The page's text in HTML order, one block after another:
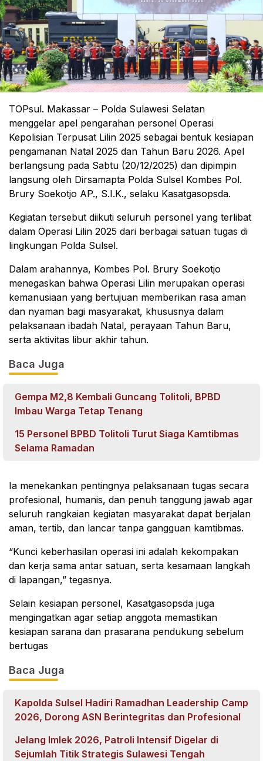
TOPsul. Makassar – Polda Sulawesi Selatan
menggelar apel pengarahan personel Operasi
Kepolisian Terpusat Lilin 2025 sebagai bentuk kesiapan
pengamanan Natal 2025 dan Tahun Baru 2026. Apel
berlangsung pada Sabtu (20/12/2025) dan dipimpin
langsung oleh Dirsamapta Polda Sulsel Kombes Pol.
Brury Soekotjo AP., S.I.K., selaku Kasatgasopsda.
Kegiatan tersebut diikuti seluruh personel yang terlibat
dalam Operasi Lilin 2025 dari berbagai satuan tugas di
lingkungan Polda Sulsel.
Dalam arahannya, Kombes Pol. Brury Soekotjo
menegaskan bahwa Operasi Lilin merupakan operasi
kemanusiaan yang bertujuan memberikan rasa aman
dan nyaman bagi masyarakat, khususnya dalam
pelaksanaan ibadah Natal, perayaan Tahun Baru,
serta aktivitas libur akhir tahun.
Baca Juga
Gempa M2,8 Kembali Guncang Tolitoli, BPBD
Imbau Warga Tetap Tenang
15 Personel BPBD Tolitoli Turut Siaga Kamtibmas
Selama Ramadan
Ia menekankan pentingnya pelaksanaan tugas secara
profesional, humanis, dan penuh tanggung jawab agar
seluruh rangkaian kegiatan masyarakat dapat berjalan
aman, tertib, dan lancar tanpa gangguan kamtibmas.
“Kunci keberhasilan operasi ini adalah kekompakan
dan kerja sama antar satuan, serta kesamaan langkah
di lapangan,” tegasnya.
Selain kesiapan personel, Kasatgasopsda juga
mengingatkan agar setiap anggota memastikan
kesiapan sarana dan prasarana pendukung sebelum
bertugas
Baca Juga
Kapolda Sulsel Hadiri Ramadhan Leadership Camp
2026, Dorong ASN Berintegritas dan Profesional
Jelang Imlek 2026, Patroli Intensif Digelar di
Sejumlah Titik Strategis Sulawesi Tengah